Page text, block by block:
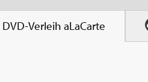
DVD-Verleih aLaCarte